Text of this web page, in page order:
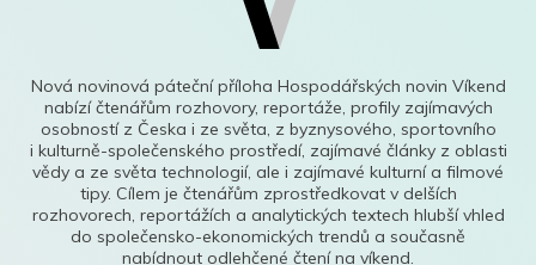
Nová novinová páteční příloha Hospodářských novin Víkend
nabízí čtenářům rozhovory, reportáže, profily zajímavých
osobností z Česka i ze světa, z byznysového, sportovního
i kulturně-společenského prostředí, zajímavé články z oblasti
vědy a ze světa technologií, ale i zajímavé kulturní a filmové
tipy. Cílem je čtenářům zprostředkovat v delších
rozhovorech, reportážích a analytických textech hlubší vhled
do společensko-ekonomických trendů a současně
nabídnout odlehčené čtení na víkend.